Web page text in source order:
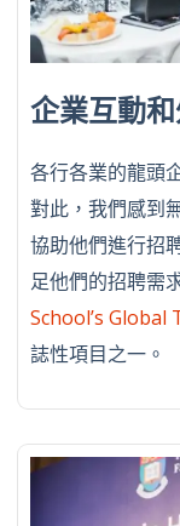
企業互動
各行各業的龍頭
對此，我們感到
協助他們進行招
足他們的招聘需
School’s Global
誌性項目之一。